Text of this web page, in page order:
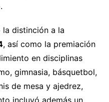
distinción a la
, así como la premiación
en disciplinas
gimnasia, básquetbol,
de mesa y ajedrez,
incluyó además un